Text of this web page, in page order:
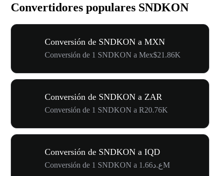
Convertidores populares SNDKON
Conversión de SNDKON a MXN
Conversión de 1 SNDKON a Mex$21.86K
Conversión de SNDKON a ZAR
Conversión de 1 SNDKON a R20.76K
Conversión de SNDKON a IQD
Conversión de 1 SNDKON a ع.د1.66M